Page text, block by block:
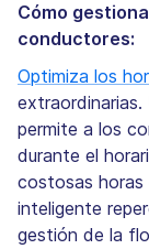
Cómo
conductores:
Optimiza los
extraordinarias.
permite a los
durante el
costosas horas
inteligente
gestión de la